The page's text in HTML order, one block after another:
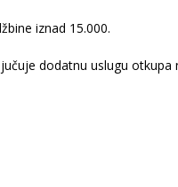
iznad 15.000.
dodatnu uslugu otkupa